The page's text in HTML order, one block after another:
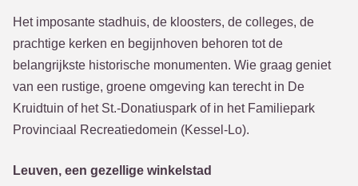
Het imposante stadhuis, de kloosters, de colleges, de
prachtige kerken en begijnhoven behoren tot de
belangrijkste historische monumenten. Wie graag geniet
van een rustige, groene omgeving kan terecht in De
Kruidtuin of het St.-Donatiuspark of in het Familiepark
Provinciaal Recreatiedomein (Kessel-Lo).
Leuven, een gezellige winkelstad